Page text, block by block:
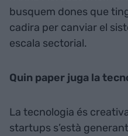
busquem dones que
cadira per canviar el
escala sectorial.
Quin paper juga la
La tecnologia és
startups s’està